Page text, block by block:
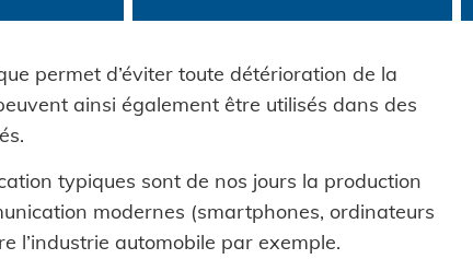
permet d’éviter toute détérioration de la
ainsi également être utilisés dans des
typiques sont de nos jours la production
modernes (smartphones, ordinateurs
l’industrie automobile par exemple.